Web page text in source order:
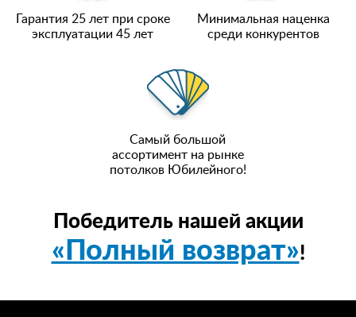
Гарантия 25 лет при сроке
эксплуатации 45 лет
Минимальная наценка
среди конкурентов
Самый большой
ассортимент на рынке
потолков Юбилейного!
Победитель нашей акции
«Полный возврат»!